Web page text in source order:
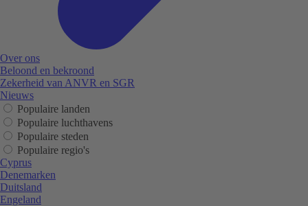
Over ons
Beloond en bekroond
Zekerheid van ANVR en SGR
Nieuws
Populaire landen
Populaire luchthavens
Populaire steden
Populaire regio's
Cyprus
Denemarken
Duitsland
Engeland